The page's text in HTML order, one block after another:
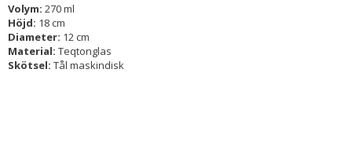
Volym: 270 ml
Höjd: 18 cm
Diameter: 12 cm
Material: Teqtonglas
Skötsel: Tål maskindisk